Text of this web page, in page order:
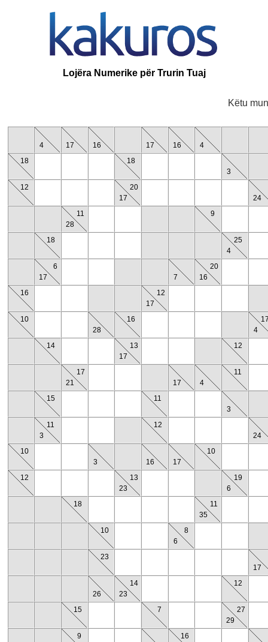
Lojëra Numerike për Trurin Tuaj
Këtu
4 17 16 17 16
4
18
18
3
12
20
17
24
11
28
9
18
25
4
6
17
7
20
16
16
12
17
10
28
16
4
14
13
17
12
17
21
17 4
11
15
11
3
11
3
12
24
10
3
16 17
10
12
13
23
19
6
18
11
35
10
8
6
23
17
26
14
23
12
15 7
27
29
9
16